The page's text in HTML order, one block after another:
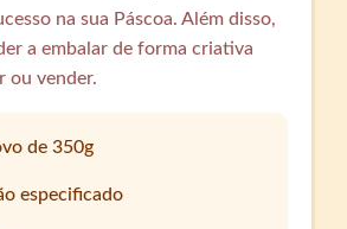
na sua Páscoa. Além disso,
a embalar de forma criativa
ou vender.
de 350g
especificado